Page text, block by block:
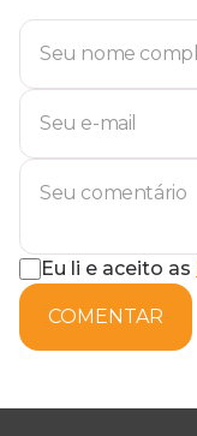
Eu li e aceito as
COMENTAR